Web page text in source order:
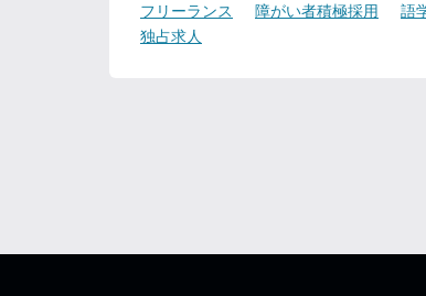
フリーランス
障がい者積極採用 語
独占求人